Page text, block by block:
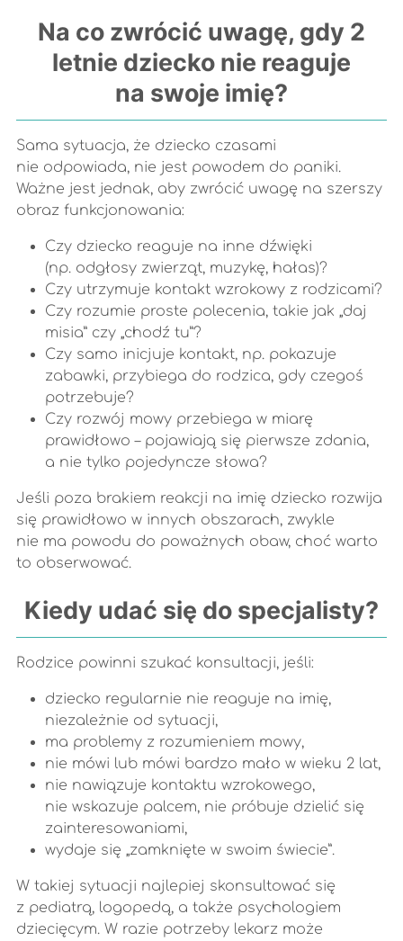
Na co zwrócić uwagę, gdy 2
letnie dziecko nie reaguje
na swoje imię?
Sama sytuacja, że dziecko czasami
nie odpowiada, nie jest powodem do paniki.
Ważne jest jednak, aby zwrócić uwagę na szerszy
obraz funkcjonowania:
Czy dziecko reaguje na inne dźwięki
(np. odgłosy zwierząt, muzykę, hałas)?
Czy utrzymuje kontakt wzrokowy z rodzicami?
Czy rozumie proste polecenia, takie jak „daj
misia” czy „chodź tu”?
Czy samo inicjuje kontakt, np. pokazuje
zabawki, przybiega do rodzica, gdy czegoś
potrzebuje?
Czy rozwój mowy przebiega w miarę
prawidłowo – pojawiają się pierwsze zdania,
a nie tylko pojedyncze słowa?
Jeśli poza brakiem reakcji na imię dziecko rozwija
się prawidłowo w innych obszarach, zwykle
nie ma powodu do poważnych obaw, choć warto
to obserwować.
Kiedy udać się do specjalisty?
Rodzice powinni szukać konsultacji, jeśli:
dziecko regularnie nie reaguje na imię,
niezależnie od sytuacji,
ma problemy z rozumieniem mowy,
nie mówi lub mówi bardzo mało w wieku 2 lat,
nie nawiązuje kontaktu wzrokowego,
nie wskazuje palcem, nie próbuje dzielić się
zainteresowaniami,
wydaje się „zamknięte w swoim świecie”.
W takiej sytuacji najlepiej skonsultować się
z pediatrą, logopedą, a także psychologiem
dziecięcym. W razie potrzeby lekarz może